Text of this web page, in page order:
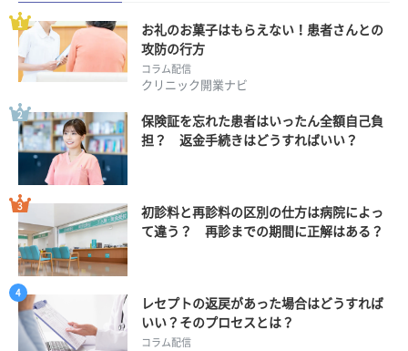
お礼のお菓子はもらえない！患者さんとの
攻防の行方
コラム配信
クリニック開業ナビ
保険証を忘れた患者はいったん全額自己負
担？ 返金手続きはどうすればいい？
初診料と再診料の区別の仕方は病院によっ
て違う？ 再診までの期間に正解はある？
レセプトの返戻があった場合はどうすれば
いい？そのプロセスとは？
コラム配信